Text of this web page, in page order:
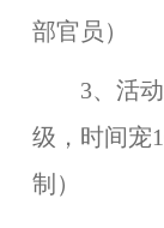
部官员）
3、活动
级，时间宠
制）